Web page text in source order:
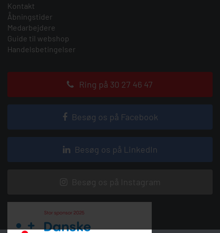
Kontakt
Åbningstider
Medarbejdere
Guide til webshop
Handelsbetingelser
Ring på 30 27 46 47
Besøg os på Facebook
Besøg os på LinkedIn
Besøg os på Instagram